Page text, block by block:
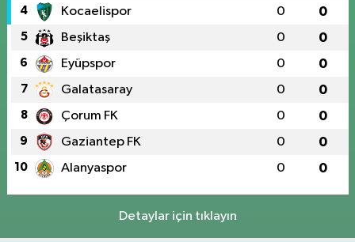
4 Kocaelispor 0 0
5 Beşiktaş 0 0
6 Eyüpspor 0 0
7 Galatasaray 0 0
8 Çorum FK 0 0
9 Gaziantep FK 0 0
10 Alanyaspor 0 0
Detaylar için tıklayın